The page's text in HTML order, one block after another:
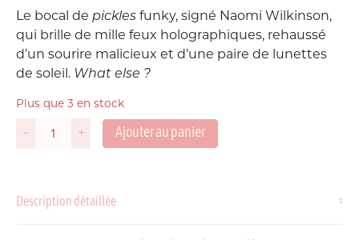
Le bocal de pickles funky, signé Naomi Wilkinson,
qui brille de mille feux holographiques, rehaussé
d’un sourire malicieux et d’une paire de lunettes
de soleil. What else ?
Plus que 3 en stock
-
quantité
Pickles
+ Ajouter au panier
Description détaillée